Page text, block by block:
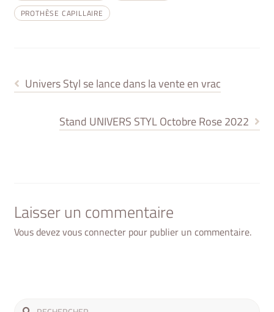
PROTHÈSE CAPILLAIRE
NAVIGATION
Article
Univers Styl se lance dans la vente en vrac
Article
Stand UNIVERS STYL Octobre Rose 2022
Laisser un commentaire
Vous devezvous connecterpour publier un commentaire.
Rechercher :